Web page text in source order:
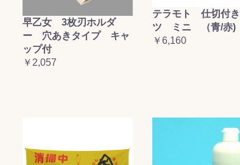
早乙女 3枚刃ホルダ
ー 穴あきタイプ キャ
ップ付
￥2,057
テラモト 仕切付
ツ ミニ （青/赤)
￥6,160